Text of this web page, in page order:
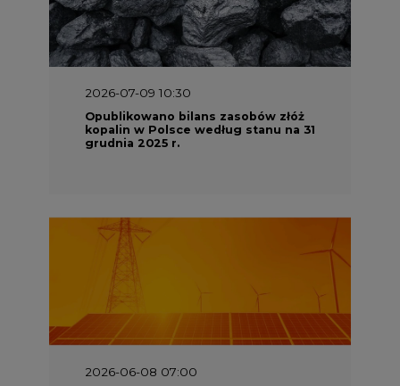
Wyszedł raport "Bezpieczniej i
taniej. Ciepłownictwo na ratunek
KSE"